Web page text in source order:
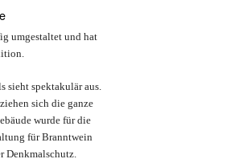
umgestaltet und hat
sieht spektakulär aus.
sich die ganze
wurde für die
für Branntwein
Denkmalschutz.